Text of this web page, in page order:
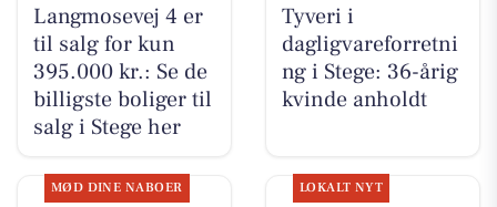
Langmosevej 4 er
til salg for kun
395.000 kr.: Se de
billigste boliger til
salg i Stege her
Tyveri i
dagligvareforretni
ng i Stege: 36-årig
kvinde anholdt
MØD DINE NABOER LOKALT NYT